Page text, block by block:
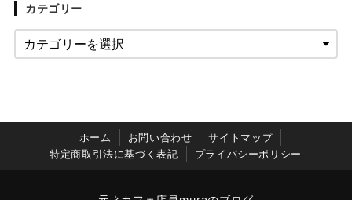
カテゴリー
ホーム お問い合わせ
サイトマップ
特定商取引法に基づく表記
プライバシーポリシー